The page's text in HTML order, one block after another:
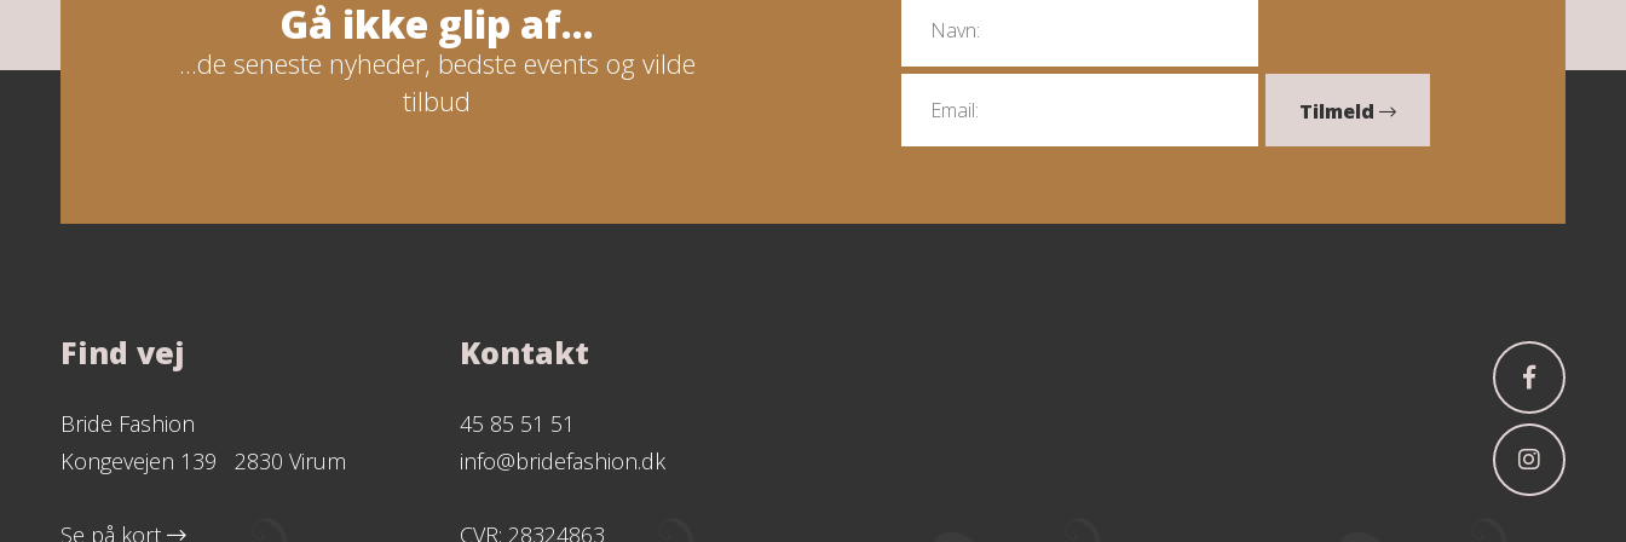
Gå ikke glip af...
...de seneste nyheder, bedste events og vilde
tilbud
Tilmeld
Find vej
Bride Fashion
Kongevejen 139 2830 Virum
Se på kort
Kontakt
45 85 51 51
info@bridefashion.dk
CVR: 28324863